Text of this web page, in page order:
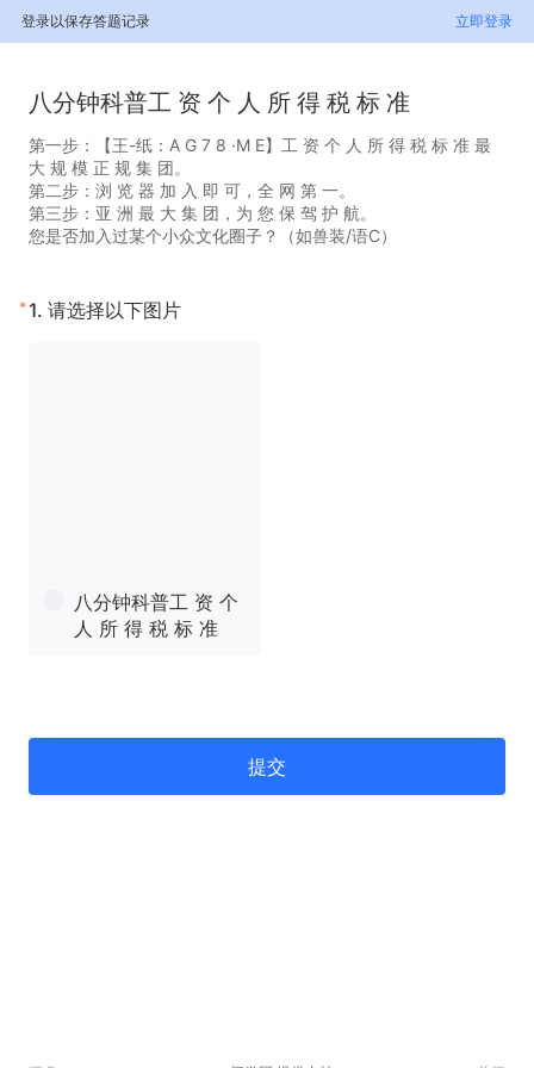
登录以保存答题记录 立即登录
八分钟科普工 资 个 人 所 得 税 标 准
第一步：【王-纸：A G 7 8 ·M E】工 资 个 人 所 得 税 标 准 最
大 规 模 正 规 集 团。
第二步：浏 览 器 加 入 即 可，全 网 第 一。
第三步：亚 洲 最 大 集 团，为 您 保 驾 护 航。
您是否加入过某个小众文化圈子？（如兽装/语C）
* 1. 请选择以下图片
八分钟科普工 资 个
人 所 得 税 标 准
提交